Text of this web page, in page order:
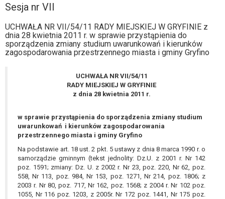
Sesja nr VII
UCHWAŁA NR VII/54/11 RADY MIEJSKIEJ W GRYFINIE z
dnia 28 kwietnia 2011 r. w sprawie przystąpienia do
sporządzenia zmiany studium uwarunkowań i kierunków
zagospodarowania przestrzennego miasta i gminy Gryfino
UCHWAŁA NR VII/54/11
RADY MIEJSKIEJ W GRYFINIE
z dnia 28 kwietnia 2011 r.
w sprawie przystąpienia do sporządzenia zmiany studium
uwarunkowań i kierunków zagospodarowania
przestrzennego miasta i gminy Gryfino
Na podstawie art. 18 ust. 2 pkt. 5 ustawy z dnia 8 marca 1990 r. o
samorządzie gminnym (tekst jednolity: Dz.U. z 2001 r. Nr 142
poz. 1591; zmiany: Dz. U. z 2002 r. Nr 23, poz. 220, Nr 62, poz.
558, Nr 113, poz. 984, Nr 153, poz. 1271, Nr 214, poz. 1806; z
2003 r. Nr 80, poz. 717, Nr 162, poz. 1568; z 2004 r. Nr 102 poz.
1055, Nr 116 poz. 1203, z 2005r. Nr 172 poz. 1441, Nr 175 poz.
zautomatyzowany;
prawo sprzeciwu wobec przetwarzania
danych na podstawie art. 21 RODO, wobec
podstawą prawną jest:
niezbędność przetwarzania do
wykonania zadania realizowanego w
sprawowania władzy publicznej
powierzonej administratorowi bądź
niezbędność przetwarzania do celów
wynikających z prawnie
uzasadnionych interesów
realizowanych przez administratora
lub przez stronę trzecią.
Z przyczyn związanych z Pani/Pana